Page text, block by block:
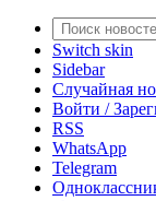
Switch skin
Sidebar
Случайная
Войти /
RSS
WhatsApp
Telegram